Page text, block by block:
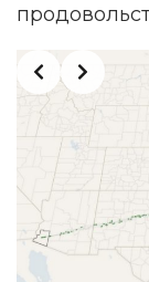
Slide 2 of 3